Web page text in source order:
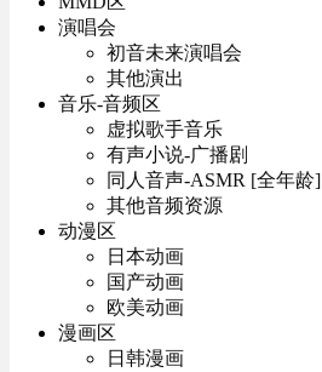
演唱会
初音未来演唱会
其他演出
音乐-音频区
虚拟歌手音乐
有声小说-广播剧
同人音声-ASMR [全年龄]
其他音频资源
动漫区
日本动画
国产动画
欧美动画
漫画区
日韩漫画